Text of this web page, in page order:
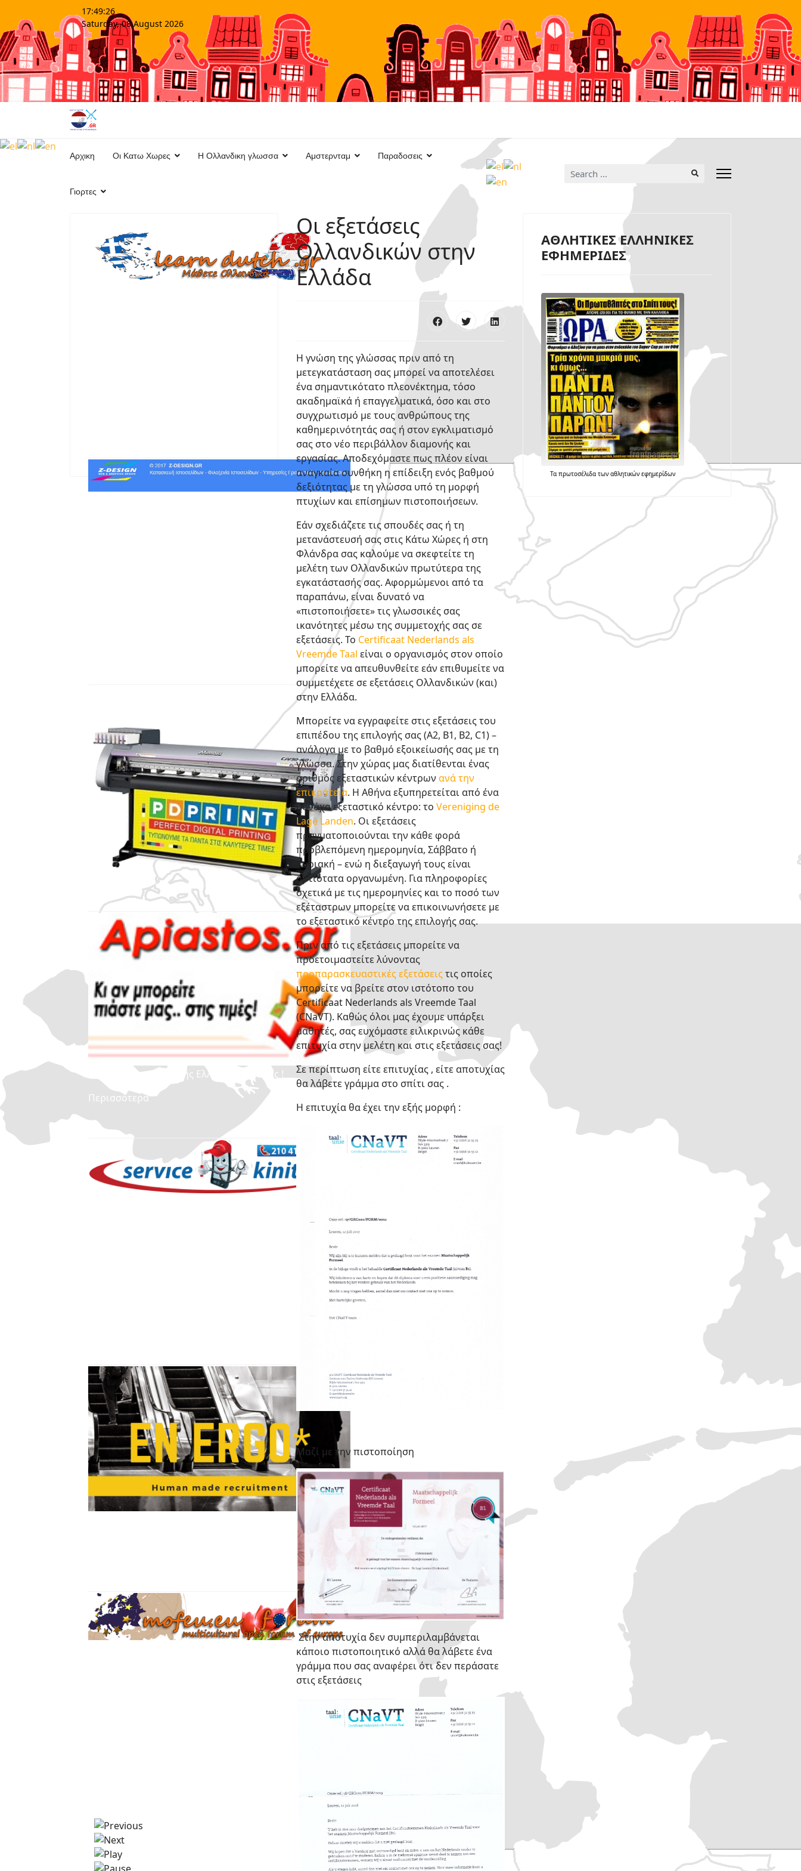
17:49:27
Saturday, 08 August 2026
Αρχικη Οι Κατω Χωρες Η Ολλανδικη γλωσσα Aμστερνταμ Παραδοσεις
Γιορτες
Search
Μάθετε Ολλανδικά στην Αθήνα και μέσω skype
Η εταιρεία φιλοξενείας του site μας . Αυτό τον κάνει τον
Ψηφιακές εκτυπώσεις μικρού & μεγάλου μεγέθους
Περισσότερα
Οι καλύτερες τιμές της Ελληνικής αγοράς !
Περισσότερα
Οι εξετάσεις
Ολλανδικών στην
Ελλάδα
Η γνώση της γλώσσας πριν από τη
μετεγκατάσταση σας μπορεί να αποτελέσει
ένα σημαντικότατο πλεονέκτημα, τόσο
ακαδημαϊκά ή επαγγελματικά, όσο και στο
συγχρωτισμό με τους ανθρώπους της
καθημερινότητάς σας ή στον εγκλιματισμό
σας στο νέο περιβάλλον διαμονής και
εργασίας. Αποδεχόμαστε πως πλέον είναι
αναγκαία συνθήκη η επίδειξη ενός βαθμού
δεξιότητας με τη γλώσσα υπό τη μορφή
πτυχίων και επίσημων πιστοποιήσεων.
Εάν σχεδιάζετε τις σπουδές σας ή τη
μετανάστευσή σας στις Κάτω Χώρες ή στη
Φλάνδρα σας καλούμε να σκεφτείτε τη
μελέτη των Ολλανδικών πρωτύτερα της
εγκατάστασής σας. Αφορμώμενοι από τα
παραπάνω, είναι δυνατό να
«πιστοποιήσετε» τις γλωσσικές σας
ικανότητες μέσω της συμμετοχής σας σε
εξετάσεις. Το Certificaat Nederlands als
Vreemde Taal είναι ο οργανισμός στον οποίο
μπορείτε να απευθυνθείτε εάν επιθυμείτε να
συμμετέχετε σε εξετάσεις Ολλανδικών (και)
στην Ελλάδα.
Μπορείτε να εγγραφείτε στις εξετάσεις του
επιπέδου της επιλογής σας (A2, B1, B2, C1) –
ανάλογα με το βαθμό εξοικείωσής σας με τη
γλώσσα. Στην χώρας μας διατίθενται ένας
αριθμός εξεταστικών κέντρων ανά την
επικράτεια. Η Αθήνα εξυπηρετείται από ένα
μονάχα εξεταστικό κέντρο: το Vereniging de
Lage Landen. Οι εξετάσεις
πραγματοποιούνται την κάθε φορά
προβλεπόμενη ημερομηνία, Σάββατο ή
Κυριακή – ενώ η διεξαγωγή τους είναι
αρτιότατα οργανωμένη. Για πληροφορίες
σχετικά με τις ημερομηνίες και το ποσό των
εξέταστρων μπορείτε να επικοινωνήσετε με
το εξεταστικό κέντρο της επιλογής σας.
Πριν από τις εξετάσεις μπορείτε να
προετοιμαστείτε λύνοντας
προπαρασκευαστικές εξετάσειςτις οποίες
μπορείτε να βρείτε στον ιστότοπο του
Certificaat Nederlands als Vreemde Taal
(CNaVT). Καθώς όλοι μας έχουμε υπάρξει
μαθητές, σας ευχόμαστε ειλικρινώς κάθε
επιτυχία στην μελέτη και στις εξετάσεις σας!
Σε περίπτωση είτε επιτυχίας , είτε αποτυχίας
θα λάβετε γράμμα στο σπίτι σας .
Η επιτυχία θα έχει την εξής μορφή :
Μαζί με την πιστοποίηση
Στην αποτυχία δεν συμπεριλαμβάνεται
κάποιο πιστοποιητικό αλλά θα λάβετε ένα
γράμμα που σας αναφέρει ότι δεν περάσατε
στις εξετάσεις
ΑΘΛΗΤΙΚΕΣ ΕΛΛΗΝΙΚΕΣ
ΕΦΗΜΕΡΙΔΕΣ
Τα πρωτοσέλιδα των αθλητικών εφημερίδων